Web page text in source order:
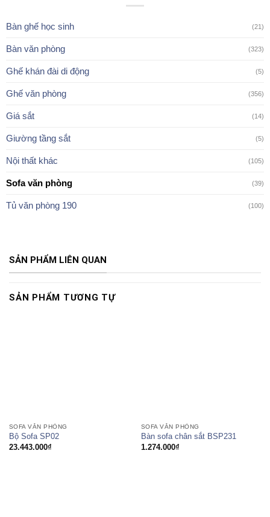
Bàn ghế học sinh (21)
Bàn văn phòng (323)
Ghế khán đài di động (5)
Ghế văn phòng (356)
Giá sắt (14)
Giường tầng sắt (5)
Nội thất khác (105)
Sofa văn phòng (39)
Tủ văn phòng 190 (100)
SẢN PHẨM LIÊN QUAN
SẢN PHẨM TƯƠNG TỰ
SOFA VĂN PHÒNG
Bộ Sofa SP02
23.443.000₫
SOFA VĂN PHÒNG
Bàn sofa chân sắt BSP231
1.274.000₫